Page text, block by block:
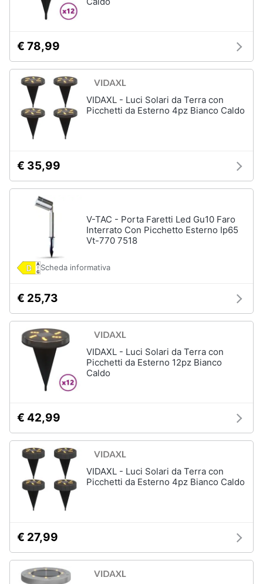
€ 78,99
VIDAXL - Luci Solari da Terra con
Picchetti da Esterno 4pz Bianco Caldo
€ 35,99
V-TAC - Porta Faretti Led Gu10 Faro
Interrato Con Picchetto Esterno Ip65
Vt-770 7518
Scheda informativa
€ 25,73
VIDAXL - Luci Solari da Terra con
Picchetti da Esterno 12pz Bianco
Caldo
€ 42,99
VIDAXL - Luci Solari da Terra con
Picchetti da Esterno 4pz Bianco Caldo
€ 27,99